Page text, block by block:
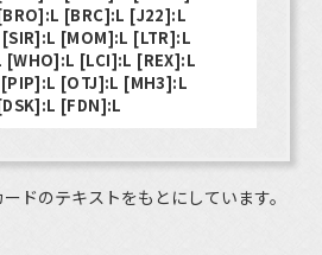
[BRC]:L [J22]:L
[MOM]:L [LTR]:L
[WHO]:L [LCI]:L [REX]:L
[OTJ]:L [MH3]:L
[FDN]:L
ドのテキストをもとにしています。